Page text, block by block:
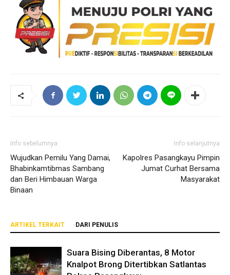
Info sebelumnya
Wujudkan Pemilu Yang Damai,
Bhabinkamtibmas Sambang
dan Beri Himbauan Warga
Binaan
Info selanjutnya
Kapolres Pasangkayu Pimpin
Jumat Curhat Bersama
Masyarakat
ARTIKEL TERKAIT DARI PENULIS
Suara Bising Diberantas, 8 Motor
Knalpot Brong Ditertibkan Satlantas